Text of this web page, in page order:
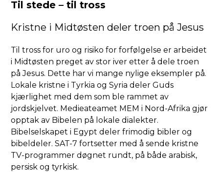
Til stede – til tross
Kristne i Midtøsten deler troen på Jesus
Til tross for uro og risiko for forfølgelse er arbeidet
i Midtøsten preget av stor iver etter å dele troen
på Jesus. Dette har vi mange nylige eksempler på.
Lokale kristne i Tyrkia og Syria deler Guds
kjærlighet med dem som ble rammet av
jordskjelvet. Medieateamet MEM i Nord-Afrika gjør
opptak av Bibelen på lokale dialekter.
Bibelselskapet i Egypt deler frimodig bibler og
bibeldeler. SAT-7 fortsetter med å sende kristne
TV-programmer døgnet rundt, på både arabisk,
persisk og tyrkisk.